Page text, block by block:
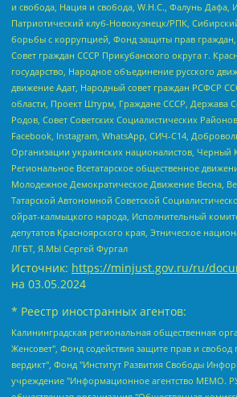
и свобода, Нация и свобода, W.H.С., Фалунь Дафа,
Патриотический клуб-Новокузнецк/РПК,
борьбы с коррупцией, Фонд защиты прав
Совет граждан СССР Прикубанского округа г.
государство, Народное объединение русского
движение Адат, Народный совет граждан РСФСР
области, Проект Штурм, Граждане СССР, Держава
Родов, Совет Советских Социалистических
Facebook, Instagram, WhatsApp, СИЧ-С14,
Организации украинских националистов, Черный
Региональное Всетатарское общественное
Молодежное Демократическое Движение Весна,
Татарской Автономной Советской
ойрат-калмыцкого народа, Исполнительный
депутатов Красноярского края, Этническое
ЛГБТ, Я.МЫ Сергей Фургал
Источник: https://minjust.gov.ru/ru/
на 03.05.2024
* Реестр иностранных агентов:
Калининградская региональная общественная организация "Экозащита!-Женсовет", Фонд содействия защите прав и свобод граждан "Общественный вердикт", Фонд "Институт Развития Свободы Информации", Частное учреждение "Информационное агентство МЕМО. РУ", Региональная общественная организация "Общественная комиссия по сохранению наследия академика Сахарова", Фонд поддержки свободы прессы, Санкт-Петербургская общественная правозащитная организация "Гражданский контроль", Межрегиональная общественная организация "Информационно-просветительский центр "Мемориал", Региональный Фонд "Центр Защиты Прав Средств Массовой Информации", с 05.12.2023 Фонд "Центр Защиты Прав Средств массовой информации", Региональная общественная благотворительная организация помощи беженцам и мигрантам "Гражданское содействие", Негосударственное образовательное учреждение дополнительного профессионального образования (повышение квалификации) специалистов "АКАДЕМИЯ ПО ПРАВАМ ЧЕЛОВЕКА", Свердловская региональная общественная организация "Сутяжник", Автономная некоммерческая организация "Центр независимых социологических исследований", Союз общественных объединений "Российский исследовательский центр по правам человека", Региональное общественное учреждение научно-информационный центр "МЕМОРИАЛ", Некоммерческая организация "Фонд защиты гласности", Автономная некоммерческая организация "Институт прав человека", Городская общественная организация "Екатеринбургское общество "МЕМОРИАЛ", Городская общественная организация "Рязанское историко-просветительское и правозащитное общество "Мемориал" (Рязанский Мемориал), Челябинский региональный орган общественной самодеятельности – женское общественное объединение "Женщины Евразии", Челябинский региональный орган общественной самодеятельности "Уральская правозащитная группа", Фонд содействия защите здоровья и социальной справедливости имени Андрея Рылькова, Автономная Некоммерческая Организация "Аналитический Центр Юрия Левады", Автономная некоммерческая организация социальной поддержки населения "Проект Апрель", Региональная общественная организация помощи женщинам и детям, находящимся в кризисной ситуации "Информационно-методический центр "Анна", Фонд содействия развитию массовых коммуникаций и правовому просвещению "Так-так-Так", Фонд содействия устойчивому развитию "Серебряная тайга", Свердловский региональный общественный фонд социальных проектов "Новое время", "Idel.Реалии", Кавказ.Реалии, Крым.Реалии, Телеканал Настоящее Время, Татаро-башкирская служба Радио Свобода (Azatliq Radiosi), Радио Свободная Европа/Радио Свобода (PCE/PC), "Сибирь.Реалии", "Фактограф", Благотворительный фонд помощи осужденным и их семьям, Автономная некоммерческая организация "Институт глобализации и социальных движений", Фонд "В защиту прав заключенных", Частное учреждение "Центр поддержки и содействия развитию средств массовой информации", Пензенский региональный общественный благотворительный фонд "Гражданский союз", "Север.Реалии", Некоммерческая организация Фонд "Правовая инициатива", Общество с ограниченной ответственностью "Радио Свободная Европа/Радио Свобода", Чешское информационное агентство "MEDIUM-ORIENT", Красноярская региональная общественная организация "Мы против СПИДа", Камалягин Денис Николаевич, Маркелов Сергей Евгеньевич, Пономарев Лев Александрович, Савицкая Людмила Алексеевна, Автономная некоммерческая организация "Центр по работе с проблемой насилия "НАСИЛИЮ.НЕТ", Межрегиональный профессиональный союз работников здравоохранения "Альянс врачей", Юридическое лицо, зарегистрированное в Латвийской Республике, SIA "Medusa Project" (регистрационный номер 40103797863, дата регистрации 10.06.2014), Некоммерческая организация "Фонд по борьбе с коррупцией", Автономная некоммерческая организация "Институт права и публичной политики", Баданин Роман Сергеевич, Гликин Максим Александрович, Железнова Мария Михайловна, Лукьянова Юлия Сергеевна, Маетная Елизавета Витальевна, Маняхин Петр Борисович, Чуракова Ольга Владимировна, Ярош Юлия Петровна, Юридическое лицо "The Insider SIA", зарегистрированное в Риге, Латвийская Республика (дата регистрации 26.06.2015), являющееся администратором доменного имени интернет-издания "The Insider SIA", https://theins.ru, Постернак Алексей Евгеньевич, Рубин Михаил Аркадьевич, Анин Роман Александрович, Юридическое лицо Istories fonds, зарегистрированное в Латвийской Республике (регистрационный номер 50008295751, дата регистрации 24.02.2020), Великовский Дмитрий Александрович, Долинина Ирина Николаевна, Мароховская Алеся Алексеевна, Шлейнов Роман Юрьевич, Шмагун Олеся Валентиновна, Общество с ограниченной ответственностью "Альтаир 2021", Общество с ограниченной ответственностью "Вега 2021", Общество с ограниченной ответственностью "Главный редактор 2021", Общество с ограниченной ответственностью "Ромашки монолит", Важенков Артем Валерьевич, Ивановская областная общественная организация "Центр гендерных исследований", Гурман Юрий Альбертович, Медиапроект "ОВД-Инфо", Егоров Владимир Владимирович, Жилинский Владимир Александрович, Общество с ограниченной ответственностью "ЗП", Иванова София Юрьевна, Карезина Инна Павловна, Кильтау Екатерина Викторовна, Петров Алексей Викторович, Пискунов Сергей Евгеньевич, Смирнов Сергей Сергеевич, Тихонов Михаил Сергеевич, Общество с ограниченной ответственностью "ЖУРНАЛИСТ-ИНОСТРАННЫЙ АГЕНТ", Арапова Галина Юрьевна, Вольтская Татьяна Анатольевна, Американская компания "Mason G.E.S. Anonymous Foundation" (США), являющаяся владельцем интернет-издания https://mnews.world/, Компания "Stichting Bellingcat", зарегистрированная в Нидерландах (дата регистрации 11.07.2018), Захаров Андрей Вячеславович, Клепиковская Екатерина Дмитриевна, Общество с ограниченной ответственностью "МЕМО", Перл Роман Александрович, Симонов Евгений Алексеевич, Соловьева Елена Анатольевна, Сотников Даниил Владимирович, Сурначева Елизавета Дмитриевна, Автономная некоммерческая организация по защите прав человека и информированию населения "Якутия – Наше Мнение", Общество с ограниченной ответственностью "Москоу диджитал медиа", с 26.01.2023 Общество с ограниченной ответственностью "Чайка Белые сады", Ветошкина Валерия Валерьевна, Заговора Максим Александрович, Межрегиональное общественное движение "Российская ЛГБТ - сеть", Оленичев Максим Владимирович, Павлов Иван Юрьевич, Скворцова Елена Сергеевна, Общество с ограниченной ответственностью "Как бы инагент", Кочетков Игорь Викторович, Общество с ограниченной ответственностью "Честные выборы", Еланчик Олег Александрович, Общество с ограниченной ответственностью "Нобелевский призыв", Гималова Регина Эмилевна, Григорьев Андрей Валерьевич, Григорьева Алина Александровна, Ассоциация по содействию защите прав призывников, альтернативнослужащих и военнослужащих "Правозащитная группа "Гражданин.Армия.Право", Хисамова Регина Фаритовна, Автономная некоммерческая организация по реализации социально-правовых